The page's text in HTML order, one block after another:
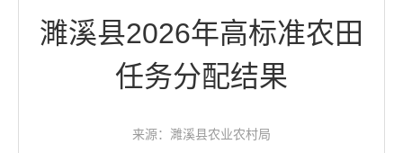
濉溪县2026年高标准农田
任务分配结果
来源：濉溪县农业农村局